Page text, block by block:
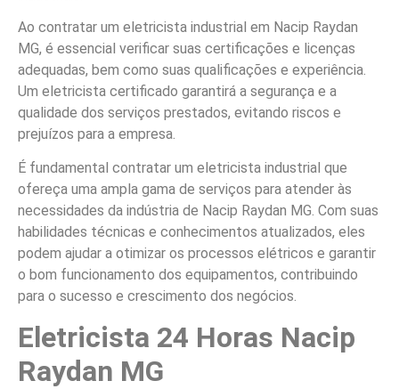
Ao contratar um eletricista industrial em Nacip Raydan
MG, é essencial verificar suas certificações e licenças
adequadas, bem como suas qualificações e experiência.
Um eletricista certificado garantirá a segurança e a
qualidade dos serviços prestados, evitando riscos e
prejuízos para a empresa.
É fundamental contratar um eletricista industrial que
ofereça uma ampla gama de serviços para atender às
necessidades da indústria de Nacip Raydan MG. Com suas
habilidades técnicas e conhecimentos atualizados, eles
podem ajudar a otimizar os processos elétricos e garantir
o bom funcionamento dos equipamentos, contribuindo
para o sucesso e crescimento dos negócios.
Eletricista 24 Horas Nacip
Raydan MG